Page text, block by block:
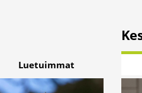
Luetuimmat